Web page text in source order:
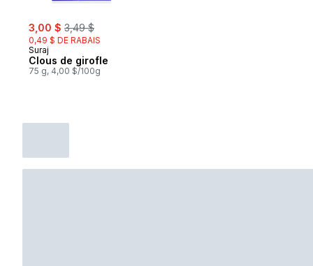
sale:
3,00 $ , formerly:
3,49 $
0,49 $ DE RABAIS
Suraj
Clous de girofle
75 g, 4,00 $/100g